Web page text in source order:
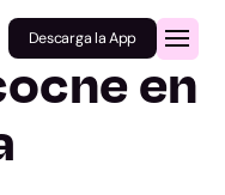
Descarga la App
en